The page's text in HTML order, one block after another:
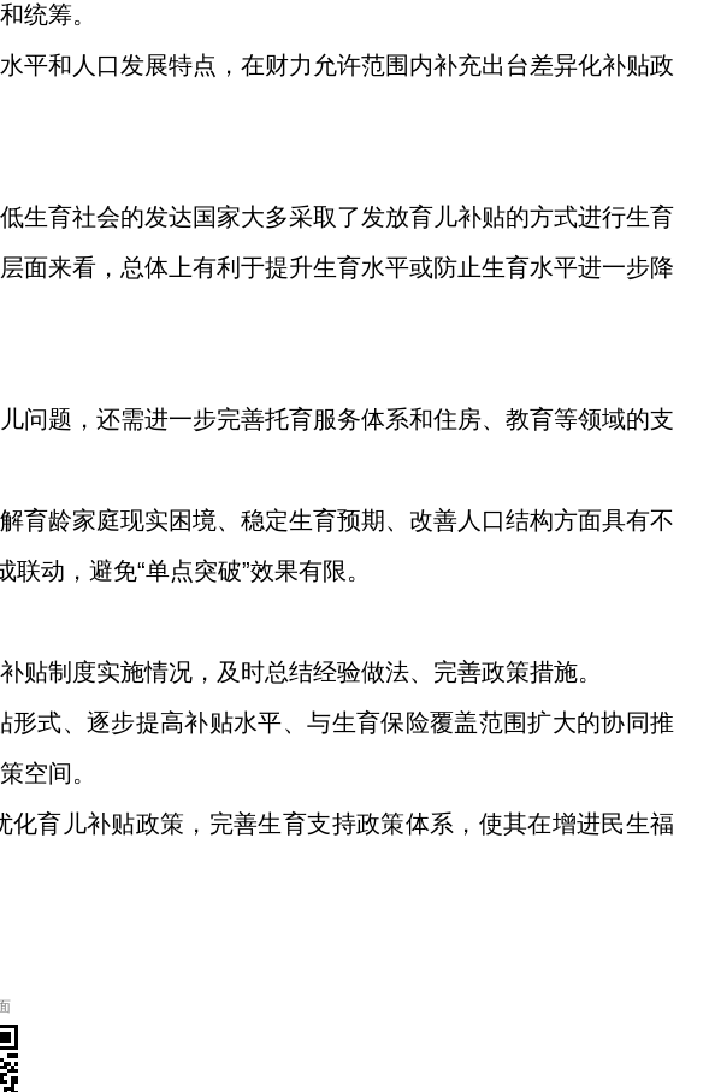
统筹。
平和人口发展特点，在财力允许范围内补充出台差异化补贴政
生育社会的发达国家大多采取了发放育儿补贴的方式进行生育
面来看，总体上有利于提升生育水平或防止生育水平进一步降
问题，还需进一步完善托育服务体系和住房、教育等领域的支
育龄家庭现实困境、稳定生育预期、改善人口结构方面具有不
动，避免“单点突破”效果有限。
制度实施情况，及时总结经验做法、完善政策措施。
式、逐步提高补贴水平、与生育保险覆盖范围扩大的协同推
空间。
育儿补贴政策，完善生育支持政策体系，使其在增进民生福